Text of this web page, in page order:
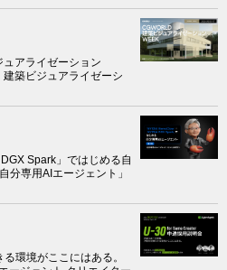
アライゼーション
築ビジュアライゼーシ
Spark」ではじめる自
専用AIエージェント」
環境がここにはある。